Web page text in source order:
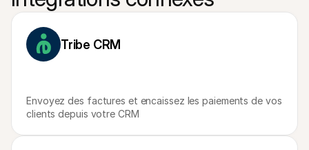
Tribe CRM
Envoyez des factures et encaissez les paiements de vos
clients depuis votre CRM
Contact
Pour les consommateurs
Découvrez pourquoi Mollie figure sur votre relevé bancaire
Pour les clients Mollie
Contactez notre équipe support
Pour obtenir un devis